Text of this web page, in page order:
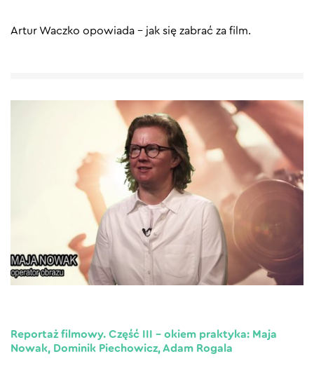
Artur Waczko opowiada – jak się zabrać za film.
Reportaż filmowy. Część III – okiem praktyka: Maja
Nowak, Dominik Piechowicz, Adam Rogala